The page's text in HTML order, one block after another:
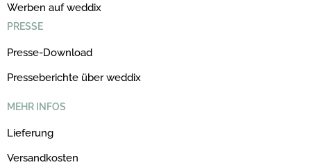
Werben auf weddix
PRESSE
Presse-Download
Presseberichte über weddix
MEHR INFOS
Lieferung
Versandkosten